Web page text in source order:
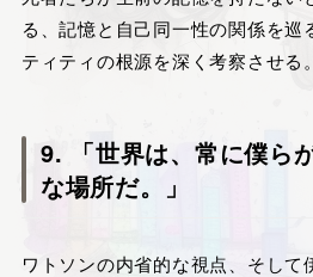
る、記憶と自己同一性の関係を巡
ティティの根源を深く考察させる。
9. 「世界は、常に僕ら
な場所だ。」
ワトソンの内省的な視点、そし